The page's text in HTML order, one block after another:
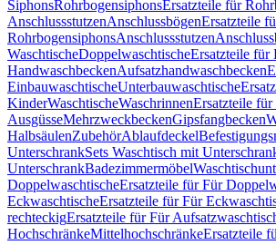
SiphonsRohrbogensiphonsErsatzteile für
AnschlussstutzenAnschlussbögenErsatzteile
RohrbogensiphonsAnschlussstutzen
WaschtischeDoppelwaschtischeErsatzteile für
HandwaschbeckenAufsatzhandwaschbecken
EinbauwaschtischeUnterbauwaschtische
KinderWaschtischeWaschrinnenErsatzteile für
AusgüsseMehrzweckbeckenGipsfangbecken
HalbsäulenZubehörAblaufdeckel
UnterschrankSets Waschtisch mit
UnterschrankBadezimmermöbel
DoppelwaschtischeErsatzteile für Für
EckwaschtischeErsatzteile für Für
rechteckigErsatzteile für Für
HochschränkeMittelhochschränkeErsatzteile